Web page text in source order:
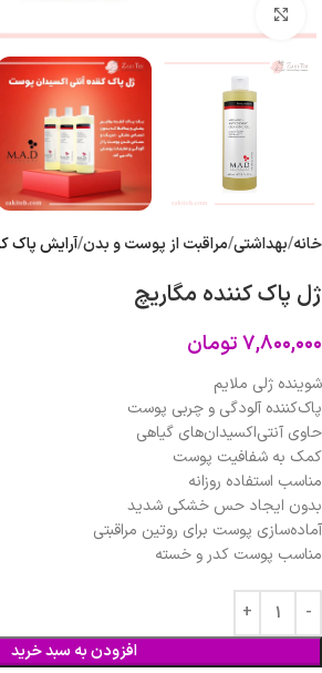
خانه بهداشتی مراقبت از پوست و بدن آرایش پاک
ژل پاک کننده مگاریچ
۷,۸۰۰,۰۰۰تومان
شوینده ژلی ملایم
پاک‌کننده آلودگی و چربی پوست
حاوی آنتی‌اکسیدان‌های گیاهی
کمک به شفافیت پوست
مناسب استفاده روزانه
بدون ایجاد حس خشکی شدید
آماده‌سازی پوست برای روتین مراقبتی
مناسب پوست کدر و خسته
افزودن به سبد خرید